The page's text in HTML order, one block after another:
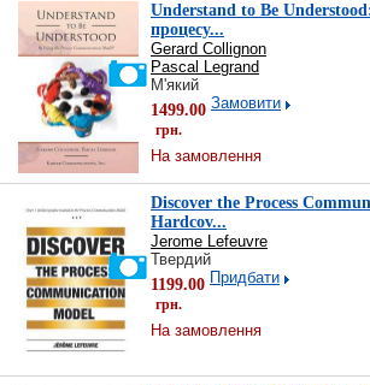
Understand to Be
процесу...
Gerard Collignon
Pascal Legrand
М'який
1499.00
грн.
Замовити
На замовлення
Discover the Process
Hardcov...
Jerome Lefeuvre
Твердий
1199.00
грн.
Придбати
На замовлення